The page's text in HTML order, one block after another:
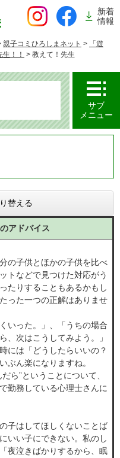
新着
情報
親子コミひろしまネット >
「遊
！！ > 教えて！先生
サブ
メニュー
替える
アドバイス
の子供とほかの子供を比べ
トなどで見つけた対応がう
たりすることもあるかもし
った一つの正解はありませ
いった。」、「うちの場合
、次はこうしてみよう。」
には「どうしたらいいの？
ぶん楽になりますね。
ら”ということについて、
勤務している心理士さんに
子はしてほしくないことば
いい子にできない。私のし
夜泣きばかりするから、眠